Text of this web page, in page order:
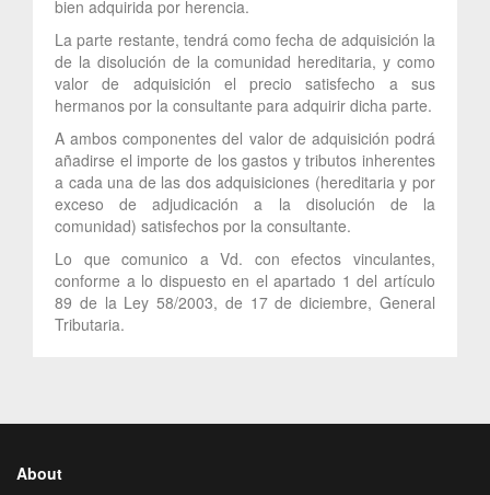
bien adquirida por herencia.
La parte restante, tendrá como fecha de adquisición la
de la disolución de la comunidad hereditaria, y como
valor de adquisición el precio satisfecho a sus
hermanos por la consultante para adquirir dicha parte.
A ambos componentes del valor de adquisición podrá
añadirse el importe de los gastos y tributos inherentes
a cada una de las dos adquisiciones (hereditaria y por
exceso de adjudicación a la disolución de la
comunidad) satisfechos por la consultante.
Lo que comunico a Vd. con efectos vinculantes,
conforme a lo dispuesto en el apartado 1 del artículo
89 de la Ley 58/2003, de 17 de diciembre, General
Tributaria.
About